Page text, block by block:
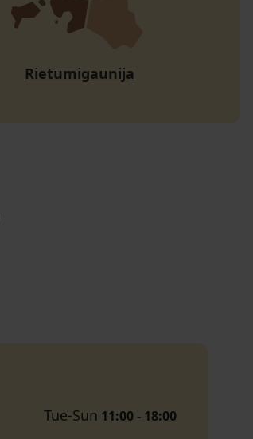
Rietumigaunija
Tue-Sun 11:00 - 18:00